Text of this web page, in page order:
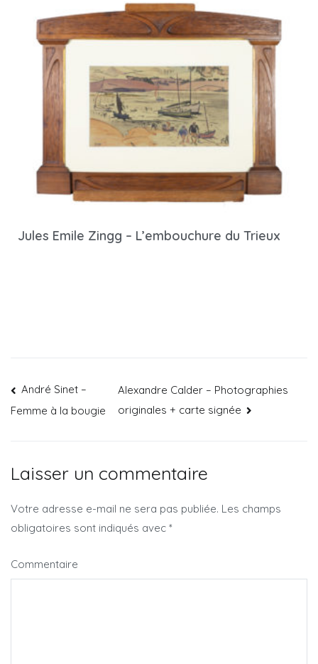
Jules Emile Zingg – L’embouchure du Trieux
André Sinet –
Femme à la bougie
Alexandre Calder – Photographies
originales + carte signée
Laisser un commentaire
Votre adresse e-mail ne sera pas publiée. Les champs
obligatoires sont indiqués avec *
Commentaire